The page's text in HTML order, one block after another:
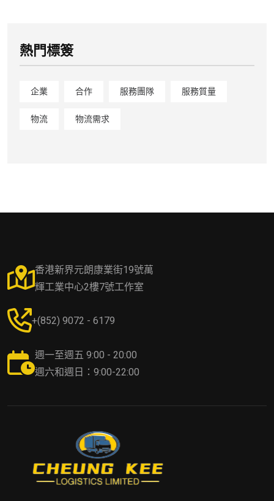
熱門標簽
企業 合作 服務團隊 服務質量
物流 物流需求
香港新界元朗康業街19號萬
輝工業中心2樓7號工作室
+(852) 9072 - 6179
週一至週五 9:00 - 20:00
週六和週日：9:00-22:00